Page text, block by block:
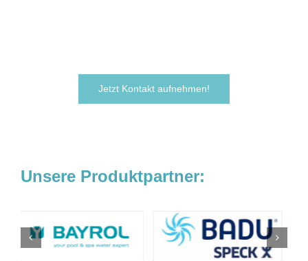
Jetzt Kontakt aufnehmen!
Unsere Produktpartner: